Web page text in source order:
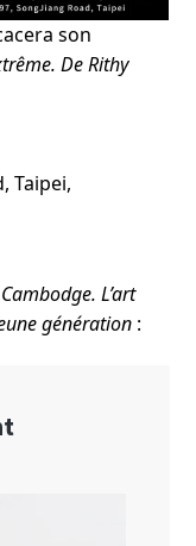
son
De Rithy
Taipei,
Cambodge. L’art
génération: